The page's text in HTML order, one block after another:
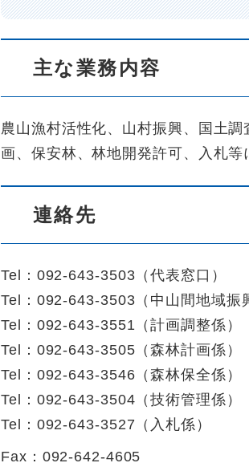
主な業務内容
農山漁村活性化、山村振興、国土
画、保安林、林地開発許可、入札等
連絡先
Tel：092-643-3503 （代表窓口 ）
Tel：092-643-3503 （ 中山間地域振
Tel：092-643-3551 （計画調整係 ）
Tel：092-643-3505 （森林計画係 ）
Tel：092-643-3546 （森林保全係 ）
Tel：092-643-3504 （技術管理係 ）
Tel：092-643-3527 （ 入札係 ）
Fax：092-642-4605